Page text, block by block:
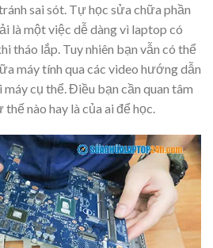
sai sót. Tự học sửa chữa phần
là một việc dễ dàng vì laptop có
tháo lắp. Tuy nhiên bạn vẫn có thể
máy tính qua các video hướng dẫn
cụ thể. Điều bạn cần quan tâm
nào hay là của ai để học.